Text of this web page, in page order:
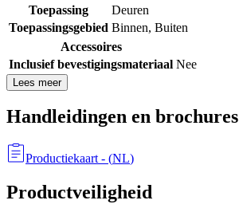
Toepassing
Deuren
Toepassingsgebied Binnen, Buiten
Accessoires
Inclusief bevestigingsmateriaal Nee
Lees meer
Handleidingen en brochures
Productiekaart - (NL)
Productveiligheid